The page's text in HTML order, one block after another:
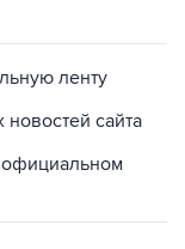
ленту
сайта
официальном